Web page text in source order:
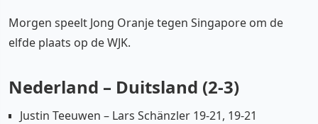
Morgen speelt Jong Oranje tegen Singapore om de
elfde plaats op de WJK.
Nederland – Duitsland (2-3)
Justin Teeuwen – Lars Schänzler 19-21, 19-21